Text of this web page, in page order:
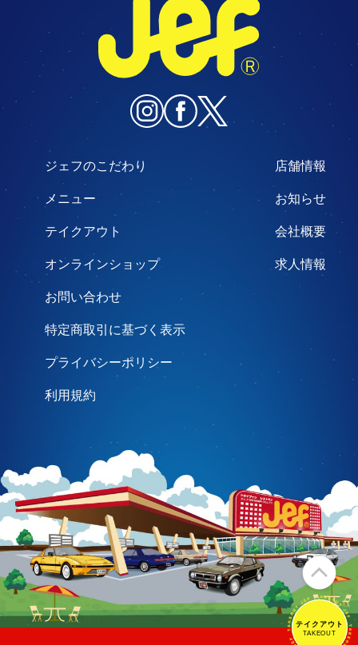
テイクアウト
TAKEOUT
テイクアウト
TAKEOUT
ジェフのこだわり
メニュー
テイクアウト
オンラインショップ
店舗情報
お知らせ
会社概要
求人情報
お問い合わせ
特定商取引に基づく表示
プライバシーポリシー
利用規約